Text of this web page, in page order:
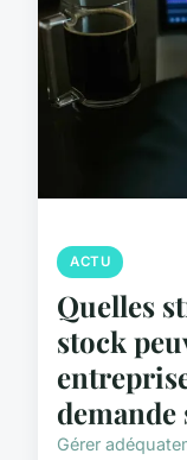
ACTU
Quelles
stock
Gérer